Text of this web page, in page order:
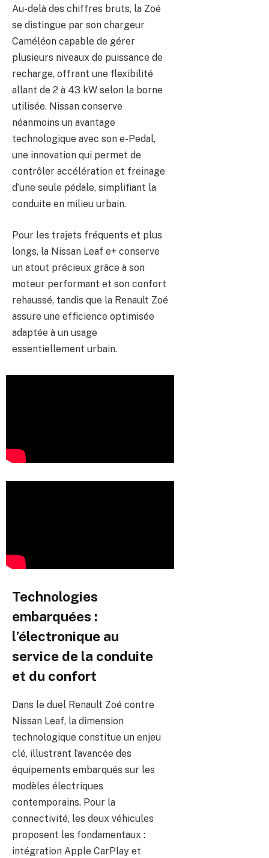
Au-delà des chiffres bruts, la Zoé
se distingue par son chargeur
Caméléon capable de gérer
plusieurs niveaux de puissance de
recharge, offrant une flexibilité
allant de 2 à 43 kW selon la borne
utilisée. Nissan conserve
néanmoins un avantage
technologique avec son e-Pedal,
une innovation qui permet de
contrôler accélération et freinage
d’une seule pédale, simplifiant la
conduite en milieu urbain.
Pour les trajets fréquents et plus
longs, la Nissan Leaf e+ conserve
un atout précieux grâce à son
moteur performant et son confort
rehaussé, tandis que la Renault Zoé
assure une efficience optimisée
adaptée à un usage
essentiellement urbain.
Technologies
embarquées :
l’électronique au
service de la conduite
et du confort
Dans le duel Renault Zoé contre
Nissan Leaf, la dimension
technologique constitue un enjeu
clé, illustrant l’avancée des
équipements embarqués sur les
modèles électriques
contemporains. Pour la
connectivité, les deux véhicules
proposent les fondamentaux :
intégration Apple CarPlay et